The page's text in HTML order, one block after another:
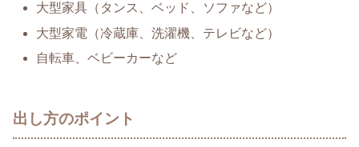
大型家具（タンス、ベッド、ソファなど）
大型家電（冷蔵庫、洗濯機、テレビなど）
自転車、ベビーカーなど
出し方のポイント